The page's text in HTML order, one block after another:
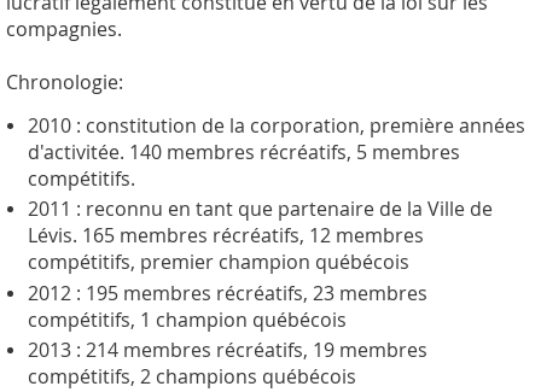
compagnies.
Chronologie:
2010 : constitution de la corporation, première années
d'activitée. 140 membres récréatifs, 5 membres
compétitifs.
2011 : reconnu en tant que partenaire de la Ville de
Lévis. 165 membres récréatifs, 12 membres
compétitifs, premier champion québécois
2012 : 195 membres récréatifs, 23 membres
compétitifs, 1 champion québécois
2013 : 214 membres récréatifs, 19 membres
compétitifs, 2 champions québécois